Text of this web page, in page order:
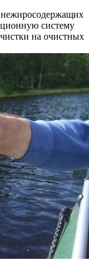
систему
на очистных